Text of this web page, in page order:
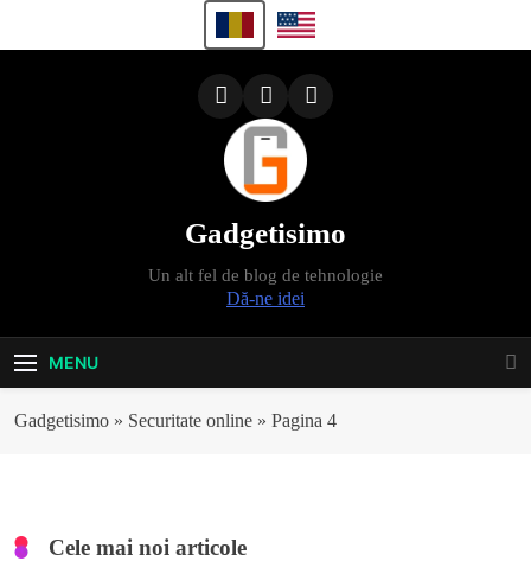
Gadgetisimo
Un alt fel de blog de tehnologie
Dă-ne idei
MENU
Gadgetisimo » Securitate online » Pagina 4
Cele mai noi articole